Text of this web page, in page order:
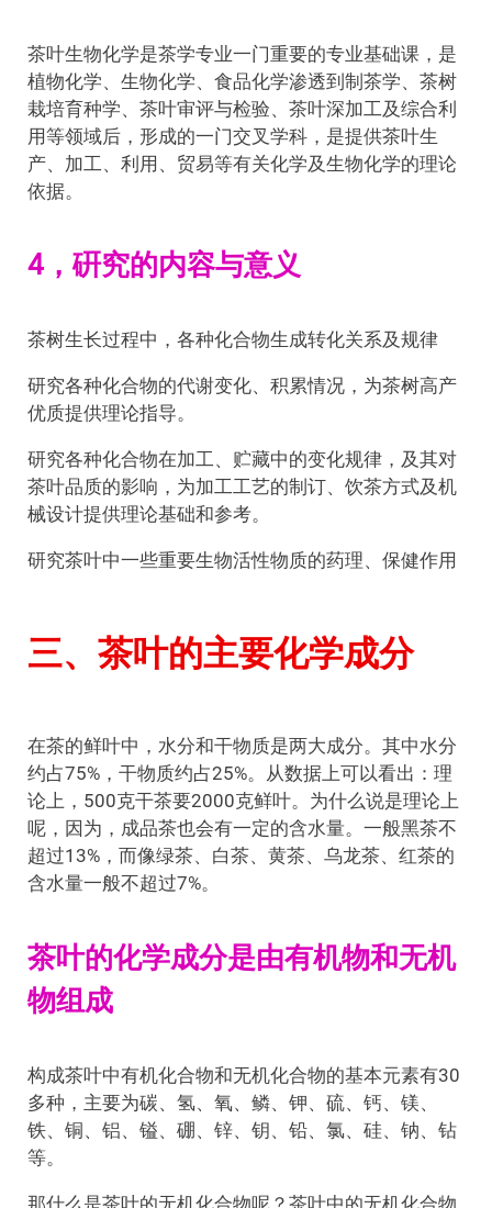
茶叶生物化学是茶学专业一门重要的专业基础课，是
植物化学、生物化学、食品化学渗透到制茶学、茶树
栽培育种学、茶叶审评与检验、茶叶深加工及综合利
用等领域后，形成的一门交叉学科，是提供茶叶生
产、加工、利用、贸易等有关化学及生物化学的理论
依据。
4，硏究的内容与意义
茶树生长过程中，各种化合物生成转化关系及规律
研究各种化合物的代谢变化、积累情况，为茶树高产
优质提供理论指导。
研究各种化合物在加工、贮藏中的变化规律，及其对
茶叶品质的影响，为加工工艺的制订、饮茶方式及机
械设计提供理论基础和参考。
研究茶叶中一些重要生物活性物质的药理、保健作用
三、茶叶的主要化学成分
在茶的鲜叶中，水分和干物质是两大成分。其中水分
约占75%，干物质约占25%。从数据上可以看出：理
论上，500克干茶要2000克鲜叶。为什么说是理论上
呢，因为，成品茶也会有一定的含水量。一般黑茶不
超过13%，而像绿茶、白茶、黄茶、乌龙茶、红茶的
含水量一般不超过7%。
茶叶的化学成分是由有机物和无机
物组成
构成茶叶中有机化合物和无机化合物的基本元素有30
多种，主要为碳、氢、氧、鳞、钾、硫、钙、镁、
铁、铜、铝、镒、硼、锌、钥、铅、氯、硅、钠、钻
等。
那什么是茶叶的无机化合物呢？茶叶中的无机化合物